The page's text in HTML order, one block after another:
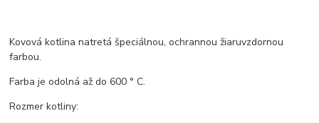
Kovová kotlina natretá špeciálnou, ochrannou žiaruvzdornou
farbou.
Farba je odolná až do 600 ° C.
Rozmer kotliny: